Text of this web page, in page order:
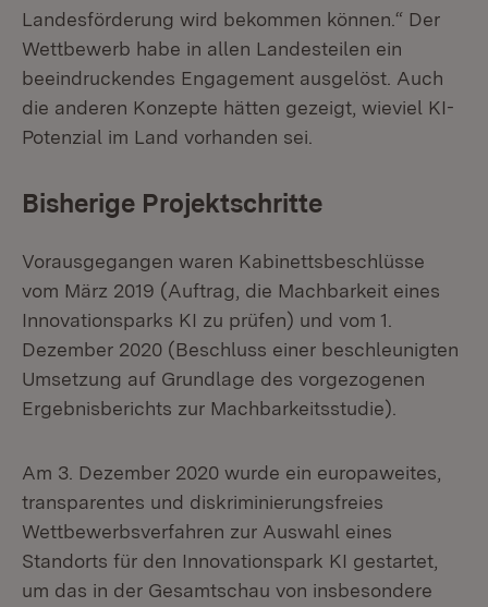
Landesförderung wird bekommen können.“ Der
Wettbewerb habe in allen Landesteilen ein
beeindruckendes Engagement ausgelöst. Auch
die anderen Konzepte hätten gezeigt, wieviel KI-
Potenzial im Land vorhanden sei.
Bisherige Projektschritte
Vorausgegangen waren Kabinettsbeschlüsse
vom März 2019 (Auftrag, die Machbarkeit eines
Innovationsparks KI zu prüfen) und vom 1.
Dezember 2020 (Beschluss einer beschleunigten
Umsetzung auf Grundlage des vorgezogenen
Ergebnisberichts zur Machbarkeitsstudie).
Am 3. Dezember 2020 wurde ein europaweites,
transparentes und diskriminierungsfreies
Wettbewerbsverfahren zur Auswahl eines
Standorts für den Innovationspark KI gestartet,
um das in der Gesamtschau von insbesondere